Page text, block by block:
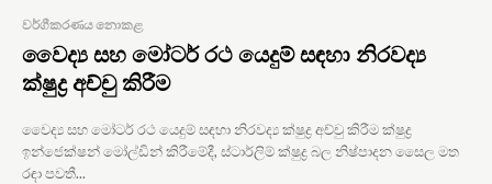
වර්ගීකරණය නොකළ
වෛද්‍ය සහ මෝටර් රථ යෙදුම් සඳහා නිරවද්‍ය
ක්ෂුද්‍ර අච්චු කිරීම
වෛද්‍ය සහ මෝටර් රථ යෙදුම් සඳහා නිරවද්‍ය ක්ෂුද්‍ර අච්චු කිරීම ක්ෂුද්‍ර
ඉන්ජෙක්ෂන් මෝල්ඩින් කිරීමේදී, ස්ටාර්ලිම් ක්ෂුද්‍ර බල නිෂ්පාදන සෛල මත
රඳා පවතී...